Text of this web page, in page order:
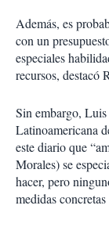
Además, es
con un
especiales
recursos, destacó
Sin embargo,
Latinoamericana
este diario que
Morales) se
hacer, pero
medidas